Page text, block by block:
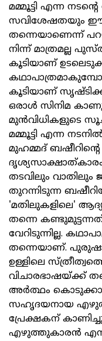
മമ്മൂട്ടി എന്ന
സവിശേഷതയും ഈ
തന്നെയാണെന്ന്
നിന്ന് മാത്രമല്ല
കൂടിയാണ്
കൂടിയാണ്
ഒരാള്‍ സിനിമ
മുന്‍വിധികളുടെ
മമ്മൂട്ടി എന്ന
മുഹമ്മദ്
തടവിലും
തുറന്നിടുന്ന
'മതിലുകളിലെ'
തന്നെ
വേറിടുന്നില്ല.
തന്നെയാണ്.
ഉള്ളിലെ
വിചാരഭാഷയ്ക്ക്
അര്‍ത്ഥം കൊടുക്കാന്‍
സഹൃദയനായ
പ്രേക്ഷകന്
എഴുത്തുകാരന്‍